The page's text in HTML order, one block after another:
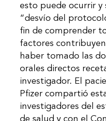
esto puede ocurrir y
“desvío del
fin de comprender
factores
haber tomado las
orales directos
investigador. El
Pfizer compartió
investigadores del
de salud y con el